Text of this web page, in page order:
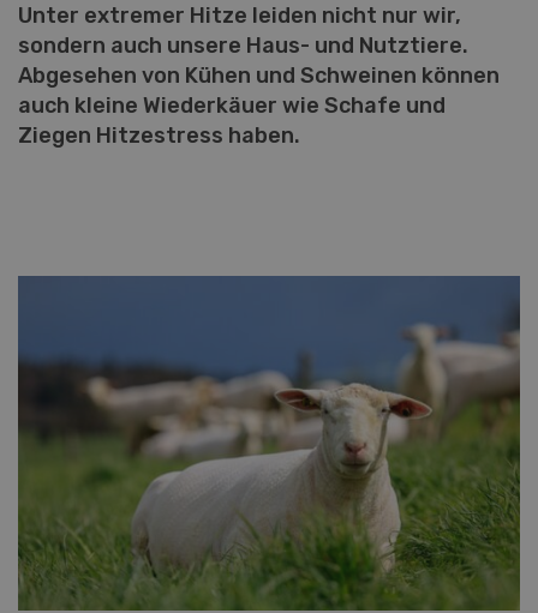
Unter extremer Hitze leiden nicht nur wir,
sondern auch unsere Haus- und Nutztiere.
Abgesehen von Kühen und Schweinen können
auch kleine Wiederkäuer wie Schafe und
Ziegen Hitzestress haben.